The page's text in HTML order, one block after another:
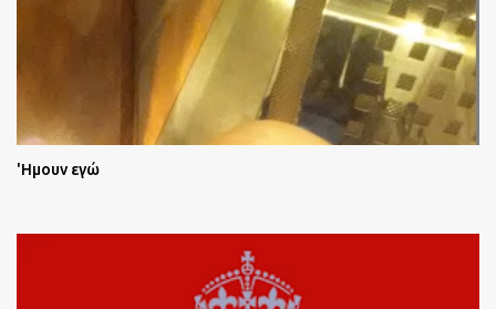
'Ημουν εγώ